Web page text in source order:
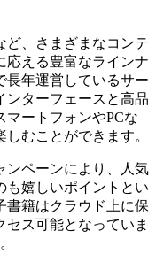
ど、さまざまなコンテ
応える豊富なラインナ
長年運営しているサー
ンターフェースと高品
マートフォンやPCな
むことができます。
ンペーンにより、人気
も嬉しいポイントとい
書籍はクラウド上に保
ス可能となっていま